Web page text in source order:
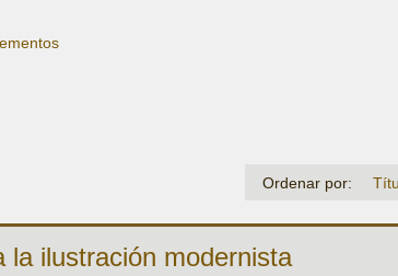
Ordenar por:
la ilustración modernista